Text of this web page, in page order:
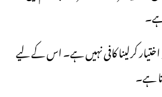
کرلینا کافی نہیں ہے۔ اس کے لیے
ہے۔